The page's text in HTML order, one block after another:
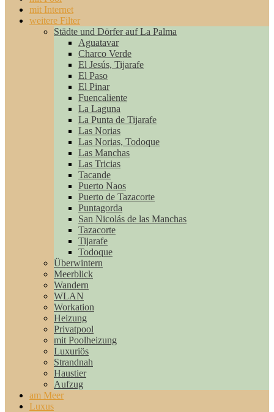
mit Internet
weitere Filter
Städte und Dörfer auf La Palma
Aguatavar
Charco Verde
El Jesús, Tijarafe
El Paso
El Pinar
Fuencaliente
La Laguna
La Punta de Tijarafe
Las Norias
Las Norias, Todoque
Las Manchas
Las Tricias
Tacande
Puerto Naos
Puerto de Tazacorte
Puntagorda
San Nicolás de las Manchas
Tazacorte
Tijarafe
Todoque
Überwintern
Meerblick
Wandern
WLAN
Workation
Heizung
Privatpool
mit Poolheizung
Luxuriös
Strandnah
Haustier
Aufzug
am Meer
Luxus